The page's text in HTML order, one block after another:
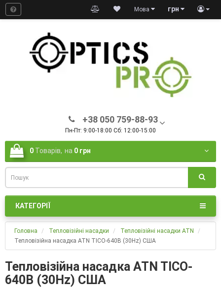
грн
Мова
+38 050 759-88-93
Пн-Пт: 9:00-18:00 Сб: 12:00-15:00
0 Товарів, на 0 грн
КАТЕГОРІЇ
Головна Тепловізійні насадки
Тепловізійні насадки ATN
Тепловізійна насадка ATN TICO-640B (30Hz) США
Тепловізійна насадка ATN TICO-
640B (30Hz) США